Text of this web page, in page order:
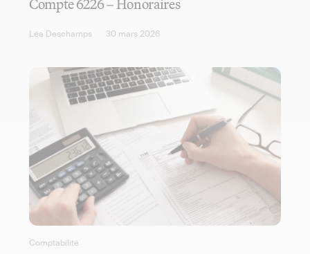
Compte 6226 – Honoraires
Léa Deschamps 30 mars 2026
Comptabilité